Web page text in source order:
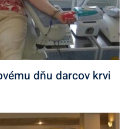
dňu darcov krvi